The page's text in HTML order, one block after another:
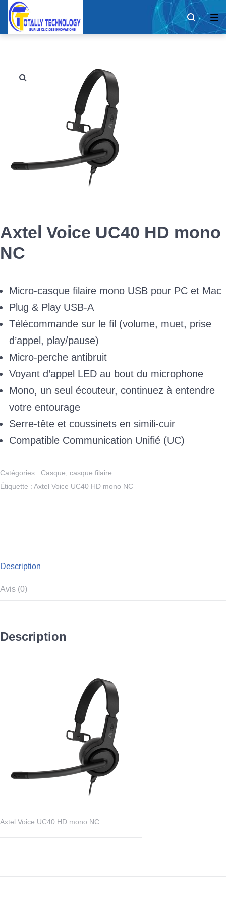
Axtel Voice UC40 HD mono
NC
Micro-casque filaire mono USB pour PC et Mac
Plug & Play USB-A
Télécommande sur le fil (volume, muet, prise
d’appel, play/pause)
Micro-perche antibruit
Voyant d’appel LED au bout du microphone
Mono, un seul écouteur, continuez à entendre
votre entourage
Serre-tête et coussinets en simili-cuir
Compatible Communication Unifié (UC)
Catégories : Casque casque filaire
Étiquette : Axtel Voice UC40 HD mono NC
Description
Avis (0)
Description
Axtel Voice UC40 HD mono NC